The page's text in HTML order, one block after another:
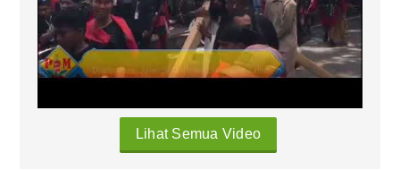
Lihat Semua Video